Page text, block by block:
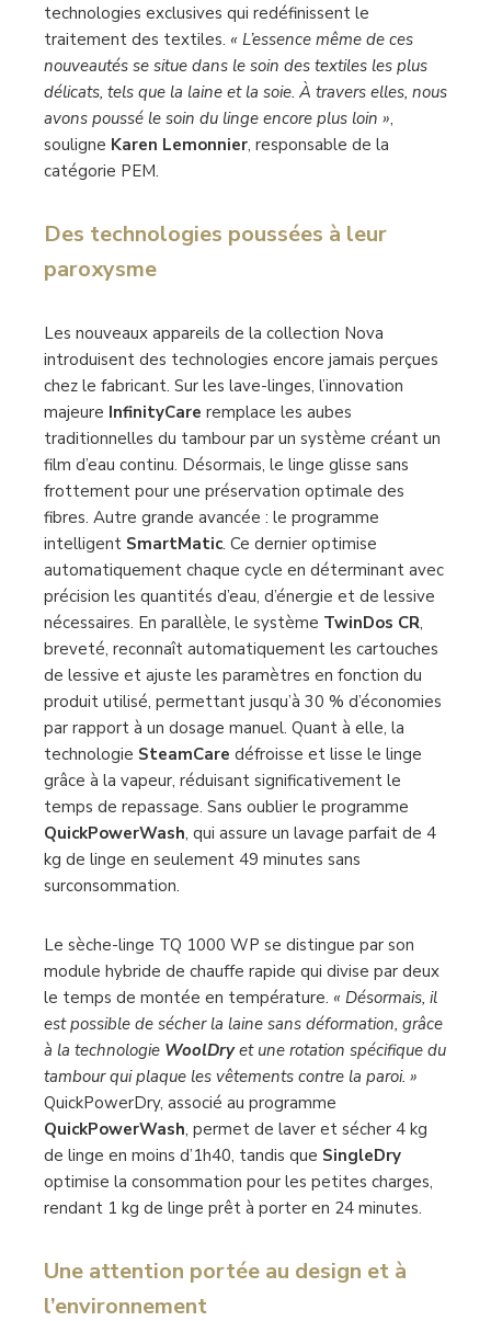
technologies exclusives qui redéfinissent le
traitement des textiles. « L’essence même de ces
nouveautés se situe dans le soin des textiles les plus
délicats, tels que la laine et la soie. À travers elles, nous
avons poussé le soin du linge encore plus loin »,
souligne Karen Lemonnier, responsable de la
catégorie PEM.
Des technologies poussées à leur
paroxysme
Les nouveaux appareils de la collection Nova
introduisent des technologies encore jamais perçues
chez le fabricant. Sur les lave-linges, l’innovation
majeure InfinityCare remplace les aubes
traditionnelles du tambour par un système créant un
film d’eau continu. Désormais, le linge glisse sans
frottement pour une préservation optimale des
fibres. Autre grande avancée : le programme
intelligent SmartMatic. Ce dernier optimise
automatiquement chaque cycle en déterminant avec
précision les quantités d’eau, d’énergie et de lessive
nécessaires. En parallèle, le système TwinDos CR,
breveté, reconnaît automatiquement les cartouches
de lessive et ajuste les paramètres en fonction du
produit utilisé, permettant jusqu’à 30 % d’économies
par rapport à un dosage manuel. Quant à elle, la
technologie SteamCare défroisse et lisse le linge
grâce à la vapeur, réduisant significativement le
temps de repassage. Sans oublier le programme
QuickPowerWash, qui assure un lavage parfait de 4
kg de linge en seulement 49 minutes sans
surconsommation.
Le sèche-linge TQ 1000 WP se distingue par son
module hybride de chauffe rapide qui divise par deux
le temps de montée en température. « Désormais, il
est possible de sécher la laine sans déformation, grâce
à la technologie WoolDryet une rotation spécifique du
tambour qui plaque les vêtements contre la paroi. »
QuickPowerDry, associé au programme
QuickPowerWash, permet de laver et sécher 4 kg
de linge en moins d’1h40, tandis que SingleDry
optimise la consommation pour les petites charges,
rendant 1 kg de linge prêt à porter en 24 minutes.
Une attention portée au design et à
l’environnement